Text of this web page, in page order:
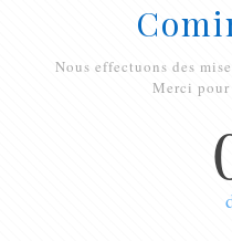
Nous effectuons des
Merci